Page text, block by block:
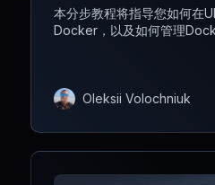
本分步教程将指导您如何在
Docker，以及如何管理
Oleksii Volochniuk